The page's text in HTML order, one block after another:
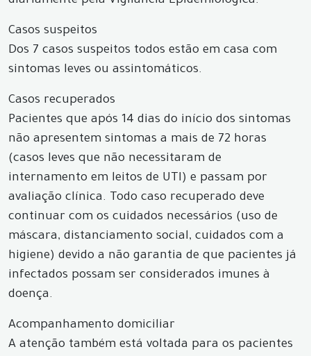
Casos suspeitos
Dos 7 casos suspeitos todos estão em casa com
sintomas leves ou assintomáticos.
Casos recuperados
Pacientes que após 14 dias do início dos sintomas
não apresentem sintomas a mais de 72 horas
(casos leves que não necessitaram de
internamento em leitos de UTI) e passam por
avaliação clínica. Todo caso recuperado deve
continuar com os cuidados necessários (uso de
máscara, distanciamento social, cuidados com a
higiene) devido a não garantia de que pacientes já
infectados possam ser considerados imunes à
doença.
Acompanhamento domiciliar
A atenção também está voltada para os pacientes